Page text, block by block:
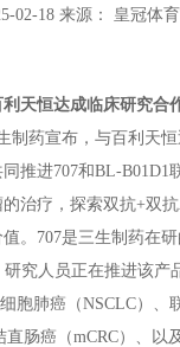
02-18 来源： 皇冠体
天恒达成临床研究合
制药宣布，与百利天
推进707和BL-B01D1
治疗，探索双抗+双
。707是三生制药在
研究人员正在推进该产
胞肺癌（NSCLC）、
直肠癌（mCRC）、